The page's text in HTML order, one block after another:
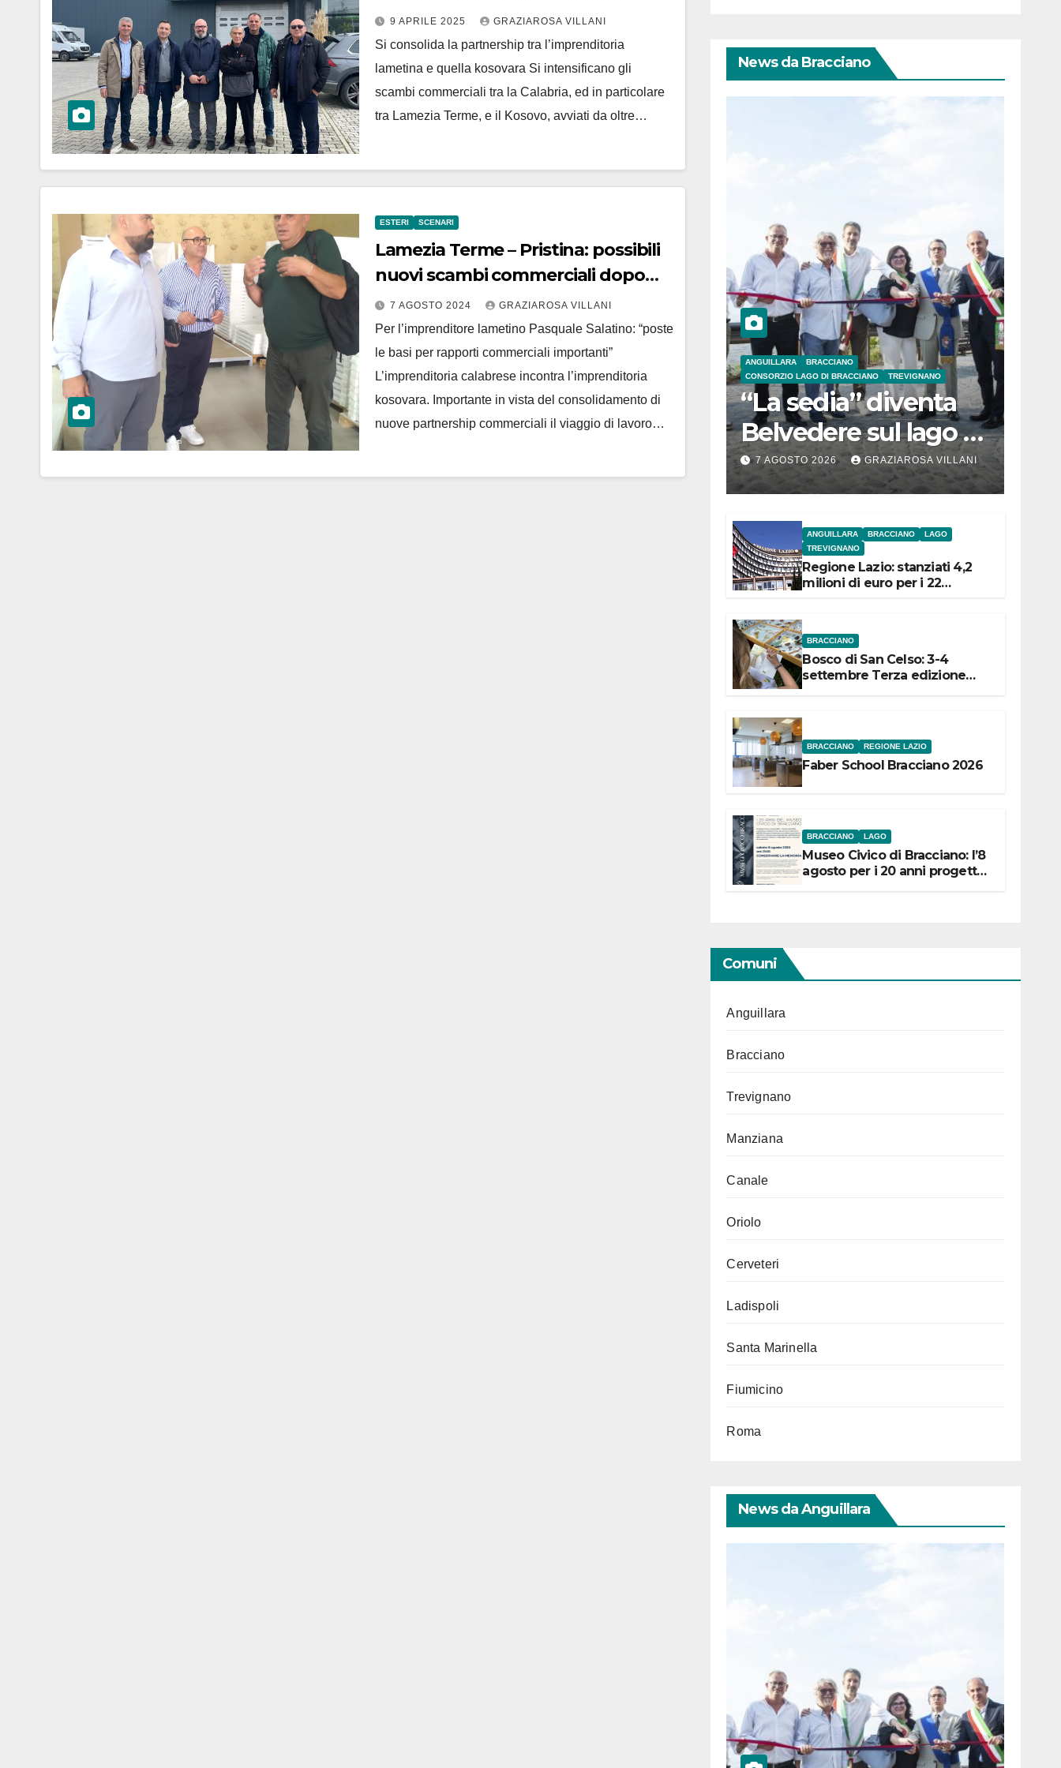
importanti accordi commerciali
9 APRILE 2025 GRAZIAROSA VILLANI
Si consolida la partnership tra l’imprenditoria
lametina e quella kosovara Si intensificano gli
scambi commerciali tra la Calabria, ed in particolare
tra Lamezia Terme, e il Kosovo, avviati da oltre…
ESTERI SCENARI
Lamezia Terme – Pristina: possibili
nuovi scambi commerciali dopo
visita delegazione calabrese in
Kosovo
7 AGOSTO 2024 GRAZIAROSA VILLANI
Per l’imprenditore lametino Pasquale Salatino: “poste
le basi per rapporti commerciali importanti”
L’imprenditoria calabrese incontra l’imprenditoria
kosovara. Importante in vista del consolidamento di
nuove partnership commerciali il viaggio di lavoro…
News da Bracciano
ANGUILLARA
BRACCIANO
CONSORZIO LAGO DI BRACCIANO
TREVIGNANO
“La sedia” diventa
Belvedere sul lago di
Bracciano: ieri
l’inaugurazione
7 AGOSTO 2026 GRAZIAROSA VILLANI
ANGUILLARA BRACCIANO
LAGO
TREVIGNANO
Regione Lazio: stanziati 4,2
milioni di euro per i 22
BRACCIANO
Bosco di San Celso: 3-4
settembre Terza edizione
BRACCIANO REGIONE LAZIO
Faber School Bracciano 2026
BRACCIANO LAGO
Museo Civico di Bracciano: l’8
agosto per i 20 anni progetto
Comuni
Anguillara
Bracciano
Trevignano
Manziana
Canale
Oriolo
Cerveteri
Ladispoli
Santa Marinella
Fiumicino
Roma
News da Anguillara